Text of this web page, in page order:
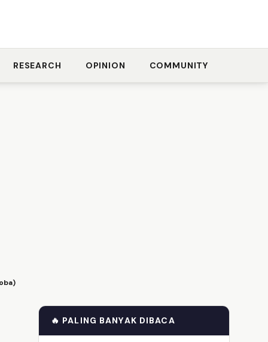
RESEARCH OPINION COMMUNITY
🔥 PALING BANYAK DIBACA